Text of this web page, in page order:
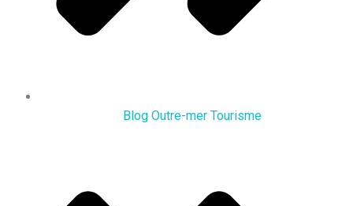
Blog Outre-mer Tourisme